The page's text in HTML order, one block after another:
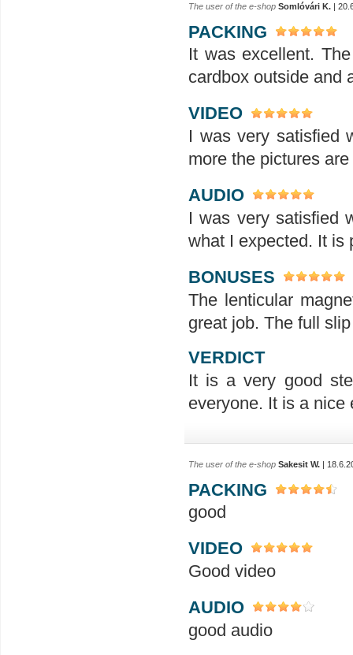
The user of the e-shop Somlóvári K. |
PACKING
It was excellent.
cardbox outside and
VIDEO
I was very satisfied
more the pictures
AUDIO
I was very satisfied
what I expected. It is
BONUSES
The lenticular
great job. The full
VERDICT
It is a very good
everyone. It is a nice
The user of the e-shop Sakesit W. |
PACKING
good
VIDEO
Good video
AUDIO
good audio